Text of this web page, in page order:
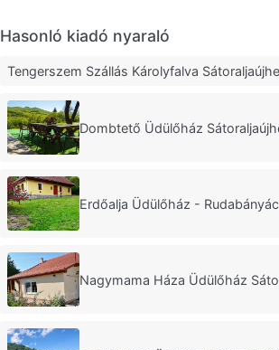
Hasonló kiadó nyaraló
Tengerszem Szállás Károlyfalva
Dombtető Üdülőház
Erdőalja Üdülőház -
Nagymama Háza Üdülőház